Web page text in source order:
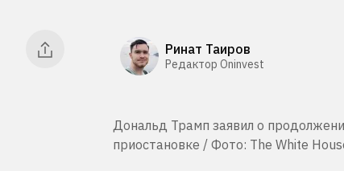
Ринат Таиров
Редактор Oninvest
Дональд Трамп заявил о
приостановке / Фото: The White